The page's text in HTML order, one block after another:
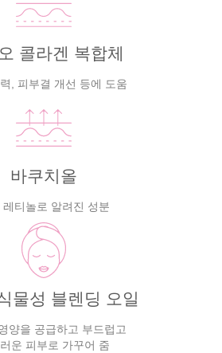
콜라겐 복합체
, 피부결 개선 등에 도움
바쿠치올
레티놀로 알려진 성분
물성 블렌딩 오일
양을 공급하고 부드럽고
운 피부로 가꾸어 줌